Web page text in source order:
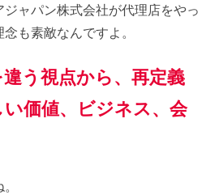
ャパン株式会社が代理店をやっ
も素敵なんですよ。
違う視点から、再定義
価値、ビジネス、会